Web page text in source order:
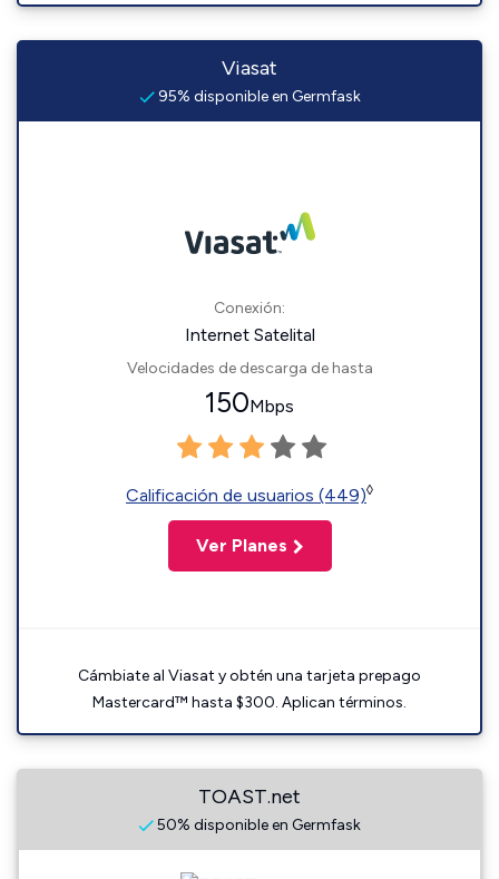
Viasat
95% disponible en Germfask
Conexión:
Internet Satelital
Velocidades de descarga de hasta
150Mbps
Calificación de usuarios (449)◊
Ver Planes
Cámbiate al Viasat y obtén una tarjeta prepago
Mastercard™ hasta $300. Aplican términos.
TOAST.net
50% disponible en Germfask